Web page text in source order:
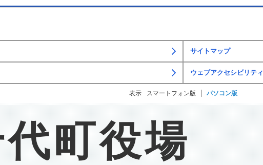
サイトマップ
ウェブアクセシビリティ
表示 スマートフォン版 パソコン版
町役場